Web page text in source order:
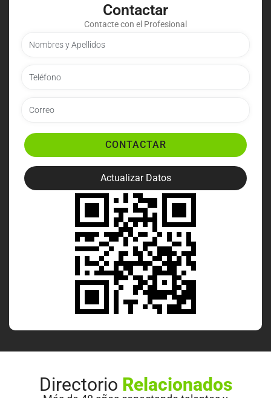
Contactar
Contacte con el Profesional
CONTACTAR
Actualizar Datos
Directorio Relacionados